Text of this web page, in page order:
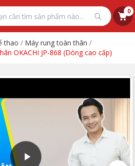
0
thao / Máy rung toàn thân /
OKACHI JP-868 (Dòng cao cấp)